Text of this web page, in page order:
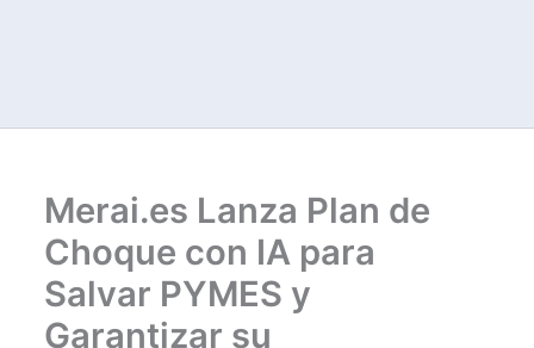
Merai.es Lanza Plan de
Choque con IA para
Salvar PYMES y
Garantizar su